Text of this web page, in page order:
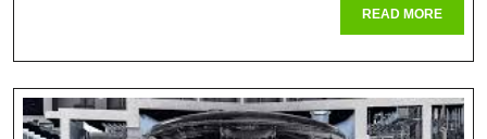
READ MOREREAD
MORE